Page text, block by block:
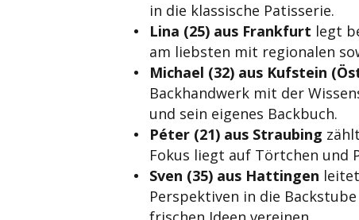
in die klassische Patisserie.
Lina (25) aus Frankfurt legt
am liebsten mit regionalen
Michael (32) aus Kufstein
Backhandwerk mit der
und sein eigenes Backbuch.
Péter (21) aus Straubing
Fokus liegt auf Törtchen und
Sven (35) aus Hattingen
Perspektiven in die